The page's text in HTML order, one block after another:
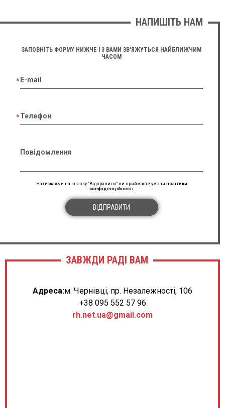
НАПИШІТЬ НАМ
ЗАПОВНІТЬ ФОРМУ НИЖЧЕ І З ВАМИ ЗВ'ЯЖУТЬСЯ НАЙБЛИЖЧИМ
ЧАСОМ
E-mail
Телефон
Повідомлення
Натискаючи на кнопку "Відправити" ви приймаєте умови політики
конфіденційності
ВІДПРАВИТИ
ЗАВЖДИ РАДІ ВАМ
Адреса:м. Чернівці, пр. Незалежності, 106
+38 095 552 57 96
rh.net.ua@gmail.com